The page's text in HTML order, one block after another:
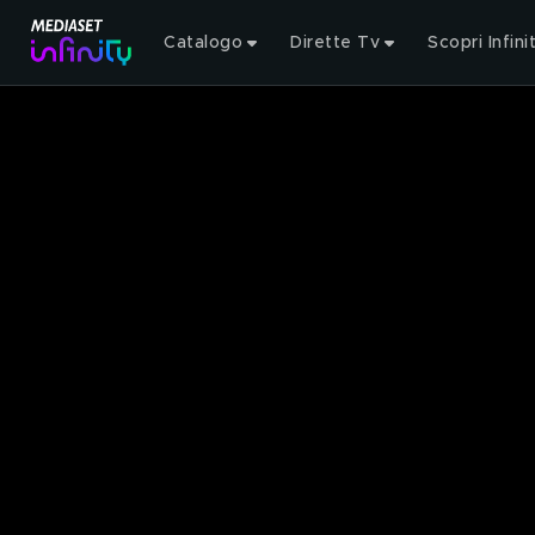
Catalogo Dirette Tv Scopri